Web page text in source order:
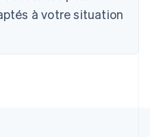
à votre situation